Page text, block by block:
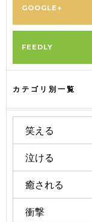
GOOGLE+
FEEDLY
カテゴリ別一覧
笑える
泣ける
癒される
衝撃